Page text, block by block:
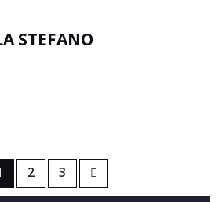
STEFANO
2 3